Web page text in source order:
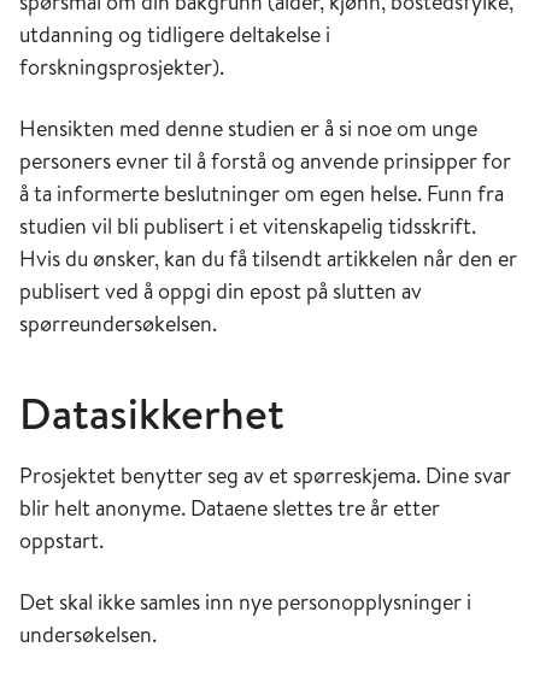
utdanning og tidligere deltakelse i
forskningsprosjekter).
Hensikten med denne studien er å si noe om unge
personers evner til å forstå og anvende prinsipper for
å ta informerte beslutninger om egen helse. Funn fra
studien vil bli publisert i et vitenskapelig tidsskrift.
Hvis du ønsker, kan du få tilsendt artikkelen når den er
publisert ved å oppgi din epost på slutten av
spørreundersøkelsen.
Datasikkerhet
Prosjektet benytter seg av et spørreskjema. Dine svar
blir helt anonyme. Dataene slettes tre år etter
oppstart.
Det skal ikke samles inn nye personopplysninger i
undersøkelsen.